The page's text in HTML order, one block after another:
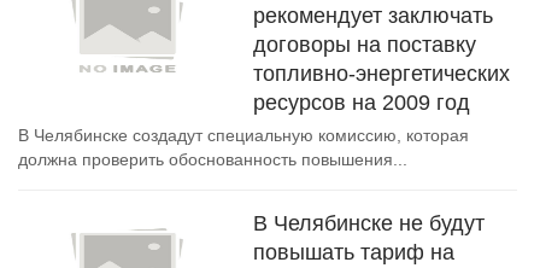
рекомендует заключать
договоры на поставку
топливно-энергетических
ресурсов на 2009 год
В Челябинске создадут специальную комиссию, которая
должна проверить обоснованность повышения...
В Челябинске не будут
повышать тариф на